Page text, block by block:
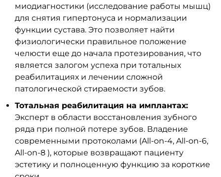
миодиагностики (исследование работы мышц)
для снятия гипертонуса и нормализации
функции сустава. Это позволяет найти
физиологически правильное положение
челюсти еще до начала протезирования, что
является залогом успеха при тотальных
реабилитациях и лечении сложной
патологической стираемости зубов.
Тотальная реабилитация на имплантах:
Эксперт в области восстановления зубного
ряда при полной потере зубов. Владение
современными протоколами (All-on-4, All-on-6,
All-on-8 ), которые возвращают пациенту
эстетику и полноценную функцию за короткие